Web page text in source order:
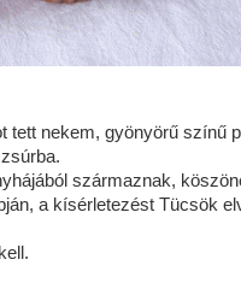
tett nekem, gyönyörű színű
származnak,
a kísérletezést Tücsök